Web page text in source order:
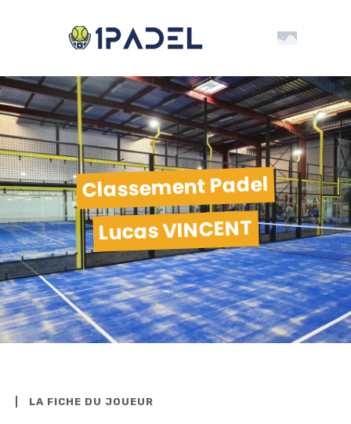
Classement Padel
Lucas VINCENT
LA FICHE DU JOUEUR